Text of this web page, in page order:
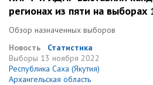
регионах из пяти на выборах
Обзор назначенных выборов
Новость
Статистика
Выборы 13 ноября 2022
Республика Саха (Якутия)
Архангельская область